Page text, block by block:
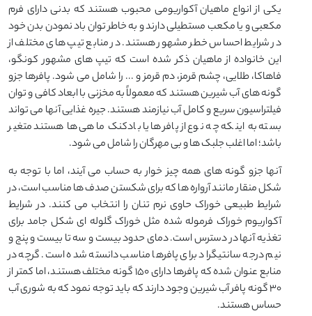
یکی از انواع ماهیان آکواریومی محبوب هستند که بدنی دارای فرم
مکعبی و یا مکعب مستطیلی دارند و به خاطر توان باد نمودن بدن خود
در شرایط احساس خطر مشهور هستند. در منابع تیپ های مختلف از
این خانواده از ماهیان ذکر شده است که تیپ های مشهور کونگو،
فاهاکا، طلایی، چشم قرمز، دم قرمز و ... را شامل می شود. پافرها جزو
گونه های آب شیرین هستند که معمولاً به مخزنی با ابعاد کافی و توان
فیلتراسیون سریع و کامل آب نیازمند هستند. جیره غذایی آنها می تواند
بسته به اینکه چه نوع از پافرها یا بادکنک ماهی ها هستند متغیر
باشد؛ اما اغلب جلبک ها و بی مهرگان را شامل می شود.
آنها جزو گونه های همه چیز خوار به حساب می آیند، اما با توجه به
شکل منقار مانند آرواره ها که برای شکستن صدف ها مناسب است، در
شرایط طبیعی خوراک حاوی نرم تنان را انتخاب می کنند. در شرایط
آکواریوم خوراک فرموله شده مثل خوراک گلوله ای شکل جامد برای
تغذیه آنها در دسترس است. دمای حدود بیست و سه تا بیست و پنج و
نیم درجه سانتیگراد برای پافرها مناسب دانسته شده است. گرچه در
منابع عنوان شده که پافرها دارای ۱۵۰ گونه مختلف هستند، اما کمتر از
۳۰ گونه پافر آب شیرین وجود دارند که باید توجه نمود که به شوری آب
حساس هستند.